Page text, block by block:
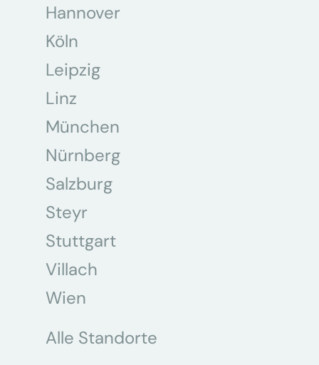
Hannover
Köln
Leipzig
Linz
München
Nürnberg
Salzburg
Steyr
Stuttgart
Villach
Wien
Alle Standorte